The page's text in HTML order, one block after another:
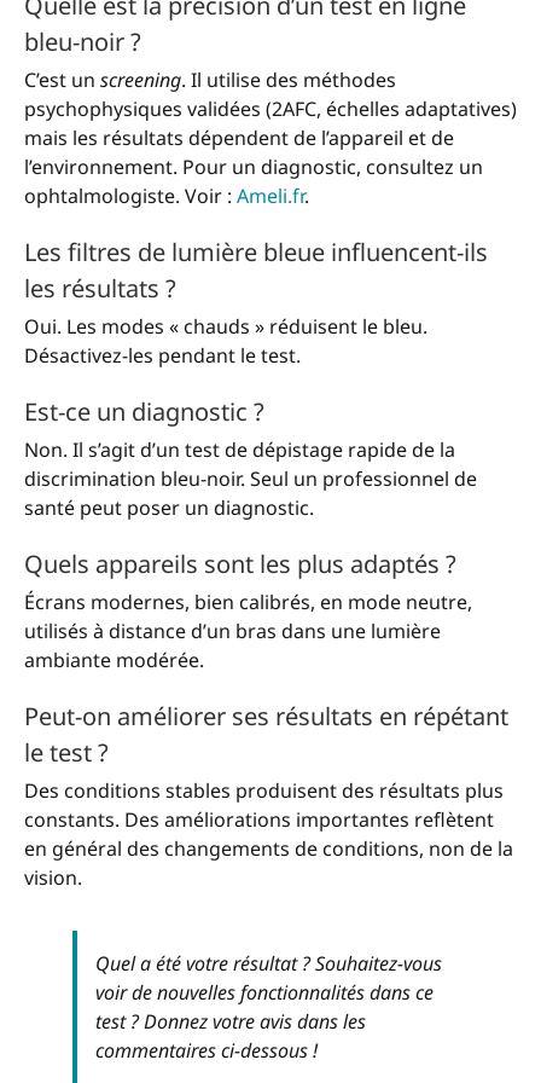
bleu-noir ?
C’est un screening. Il utilise des méthodes
psychophysiques validées (2AFC, échelles adaptatives)
mais les résultats dépendent de l’appareil et de
l’environnement. Pour un diagnostic, consultez un
ophtalmologiste. Voir : Ameli.fr.
Les filtres de lumière bleue influencent-ils
les résultats ?
Oui. Les modes « chauds » réduisent le bleu.
Désactivez-les pendant le test.
Est-ce un diagnostic ?
Non. Il s’agit d’un test de dépistage rapide de la
discrimination bleu-noir. Seul un professionnel de
santé peut poser un diagnostic.
Quels appareils sont les plus adaptés ?
Écrans modernes, bien calibrés, en mode neutre,
utilisés à distance d’un bras dans une lumière
ambiante modérée.
Peut-on améliorer ses résultats en répétant
le test ?
Des conditions stables produisent des résultats plus
constants. Des améliorations importantes reflètent
en général des changements de conditions, non de la
vision.
Quel a été votre résultat ? Souhaitez-vous
voir de nouvelles fonctionnalités dans ce
test ? Donnez votre avis dans les
commentaires ci-dessous !